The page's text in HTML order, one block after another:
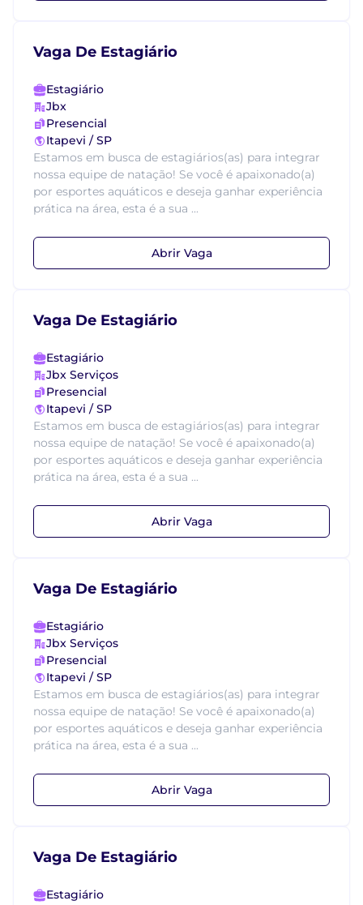
Vaga De Estagiário
Estagiário
Jbx
Presencial
Itapevi / SP
Estamos em busca de estagiários(as) para integrar
nossa equipe de natação! Se você é apaixonado(a)
por esportes aquáticos e deseja ganhar experiência
prática na área, esta é a sua ...
Abrir Vaga
Vaga De Estagiário
Estagiário
Jbx Serviços
Presencial
Itapevi / SP
Estamos em busca de estagiários(as) para integrar
nossa equipe de natação! Se você é apaixonado(a)
por esportes aquáticos e deseja ganhar experiência
prática na área, esta é a sua ...
Abrir Vaga
Vaga De Estagiário
Estagiário
Jbx Serviços
Presencial
Itapevi / SP
Estamos em busca de estagiários(as) para integrar
nossa equipe de natação! Se você é apaixonado(a)
por esportes aquáticos e deseja ganhar experiência
prática na área, esta é a sua ...
Abrir Vaga
Vaga De Estagiário
Estagiário